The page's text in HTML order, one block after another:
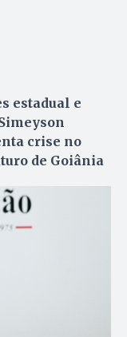
estadual e
crise no
de Goiânia